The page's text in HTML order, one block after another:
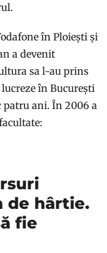
în Ploiești și
a devenit
sa l-au prins
în București
ani. În 2006 a
de hârtie.
fie